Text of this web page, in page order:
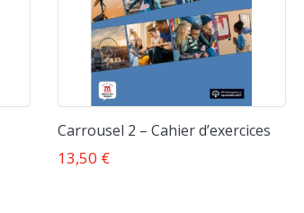
Carrousel 2 – Cahier d’exercices
13,50 €